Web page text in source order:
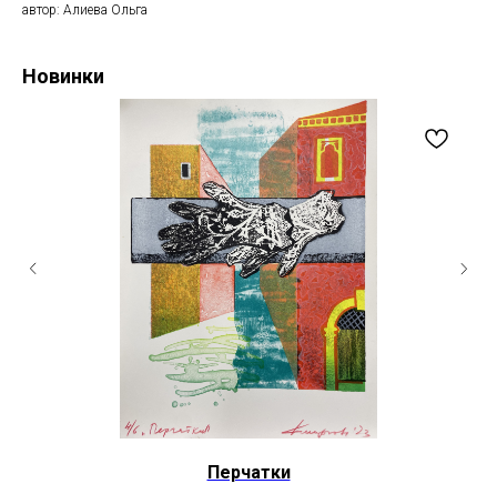
автор: Алиева Ольга
Новинки
Перчатки